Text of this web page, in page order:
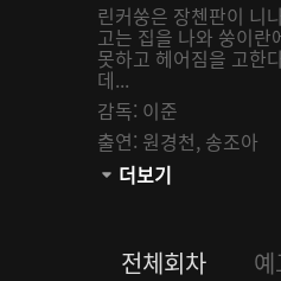
린커쑹은 장첸판이 니
고는 집을 나와 쑹이란
못하고 헤어짐을 고한
데...
감독: 이준
출연: 원경천, 송조아
관람등급:
더보기
전체회차